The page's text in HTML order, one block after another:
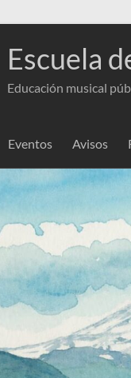
Escuela
Educación musical
Eventos Avisos